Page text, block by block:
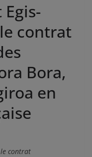
contrat
Bora,
en
le contrat